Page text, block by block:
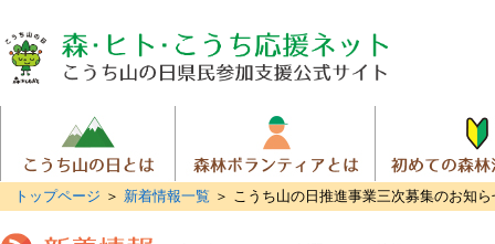
トップページ ＞ 新着情報一覧 ＞ こうち山の日推進事業三次募集のお知ら